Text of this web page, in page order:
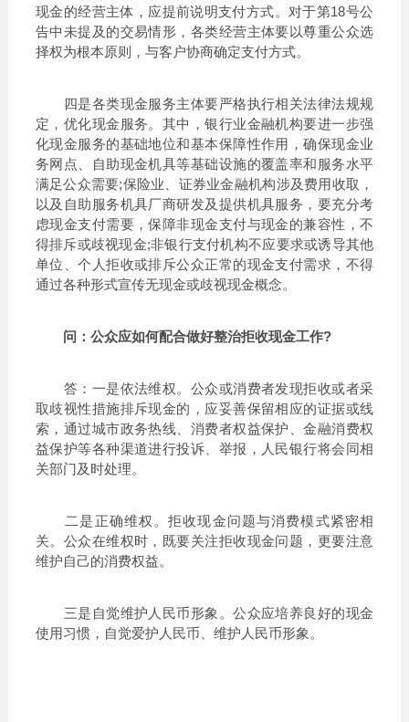
现金的经营主体，应提前说明支付方式。对于第18号公
告中未提及的交易情形，各类经营主体要以尊重公众选
择权为根本原则，与客户协商确定支付方式。
四是各类现金服务主体要严格执行相关法律法规规
定，优化现金服务。其中，银行业金融机构要进一步强
化现金服务的基础地位和基本保障性作用，确保现金业
务网点、自助现金机具等基础设施的覆盖率和服务水平
满足公众需要;保险业、证券业金融机构涉及费用收取，
以及自助服务机具厂商研发及提供机具服务，要充分考
虑现金支付需要，保障非现金支付与现金的兼容性，不
得排斥或歧视现金;非银行支付机构不应要求或诱导其他
单位、个人拒收或排斥公众正常的现金支付需求，不得
通过各种形式宣传无现金或歧视现金概念。
问：公众应如何配合做好整治拒收现金工作?
答：一是依法维权。公众或消费者发现拒收或者采
取歧视性措施排斥现金的，应妥善保留相应的证据或线
索，通过城市政务热线、消费者权益保护、金融消费权
益保护等各种渠道进行投诉、举报，人民银行将会同相
关部门及时处理。
二是正确维权。拒收现金问题与消费模式紧密相
关。公众在维权时，既要关注拒收现金问题，更要注意
维护自己的消费权益。
三是自觉维护人民币形象。公众应培养良好的现金
使用习惯，自觉爱护人民币、维护人民币形象。